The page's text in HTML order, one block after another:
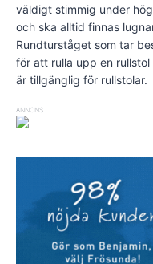
väldigt stimmig under
och ska alltid finnas
Rundturståget som tar
för att rulla upp en
är tillgänglig för rullstolar.
ANNONS